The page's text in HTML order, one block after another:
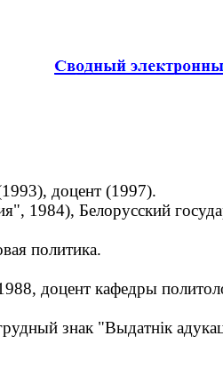
доцент (1997).
1984), Белорусский
политика.
доцент кафедры
знак "Выдатнік